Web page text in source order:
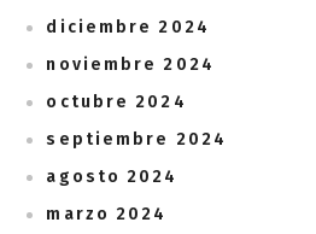
diciembre 2024
noviembre 2024
octubre 2024
septiembre 2024
agosto 2024
marzo 2024